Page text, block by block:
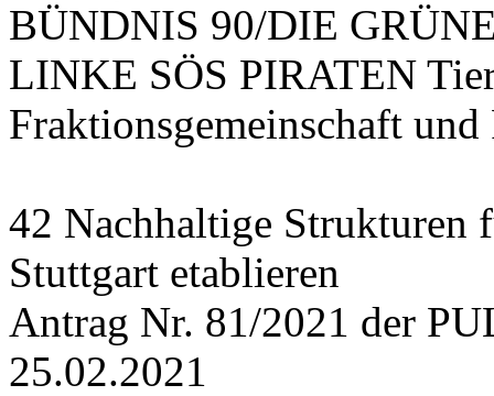
BÜNDNIS 90/DIE
LINKE SÖS PIRATEN
Fraktionsgemeinschaft
42 Nachhaltige Strukturen
Stuttgart etablieren
Antrag Nr. 81/2021 der
25.02.2021